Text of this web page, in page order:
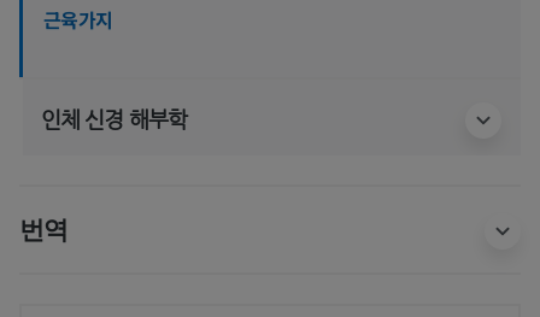
근육가지
인체 신경 해부학
번역